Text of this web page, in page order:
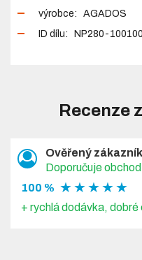
výrobce: AGADOS
ID dílu: NP280-100100
Recenze z
Ověřený zákazník
Doporučuje obchod
100 % ★ ★ ★ ★ ★
+ rychlá dodávka, dobré